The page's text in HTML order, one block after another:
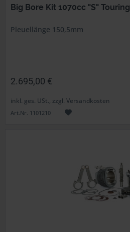
Big Bore Kit 1070cc "S" Touring
Pleuellänge 150,5mm
2.695,00 €
inkl. ges. USt., zzgl. Versandkosten
Art.Nr. 1101210